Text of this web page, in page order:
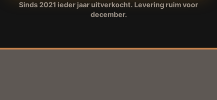
Sinds 2021 ieder jaar uitverkocht. Levering ruim voor
december.